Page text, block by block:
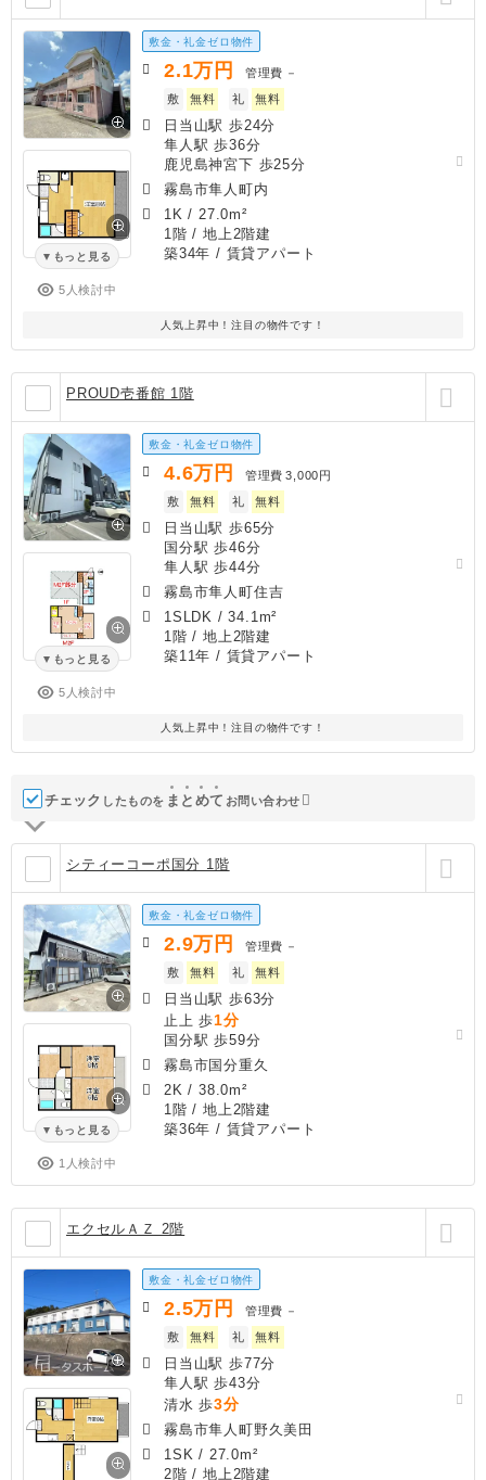
もっと見る
5人検討中
敷金・礼金ゼロ物件
2.1万円 管理費 －
敷
無料 礼 無料
日当山駅 歩24分
隼人駅 歩36分
鹿児島神宮下 歩25分
霧島市隼人町内
1K / 27.0m²
1階 / 地上2階建
築34年 / 賃貸アパート
人気上昇中！注目の物件です！
PROUD壱番館 1階
もっと見る
5人検討中
敷金・礼金ゼロ物件
4.6万円 管理費 3,000円
敷
無料 礼 無料
日当山駅 歩65分
国分駅 歩46分
隼人駅 歩44分
霧島市隼人町住吉
1SLDK /34.1m²
1階 / 地上2階建
築11年 / 賃貸アパート
人気上昇中！注目の物件です！
チェック したものを ま と めて お問い合わせ
シティーコーポ国分 1階
もっと見る
1人検討中
敷金・礼金ゼロ物件
2.9万円 管理費 －
敷
無料 礼 無料
日当山駅 歩63分
止上 歩1分
国分駅 歩59分
霧島市国分重久
2K /38.0m²
1階 / 地上2階建
築36年 / 賃貸アパート
エクセルＡＺ 2階
敷金・礼金ゼロ物件
2.5万円 管理費 －
敷
無料 礼 無料
日当山駅 歩77分
隼人駅 歩43分
清水 歩3分
霧島市隼人町野久美田
1SK / 27.0m²
2階 / 地上2階建